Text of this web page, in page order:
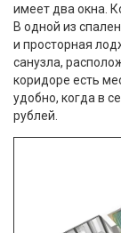
имеет два окна.
В одной из
и просторная
санузла,
коридоре есть
удобно, когда в
рублей.